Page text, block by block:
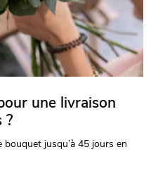
une livraison
?
jusqu’à 45 jours en